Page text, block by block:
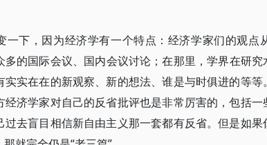
一下，因为经济学有一个特点：经济学家们的观点
多的国际会议、国内会议讨论；在那里，学界在研
实实在在的新观察、新的想法、谁是与时俱进的等
经济学家对自己的反省批评也是非常厉害的，包括
过去盲目相信新自由主义那一套都有反省。但是如